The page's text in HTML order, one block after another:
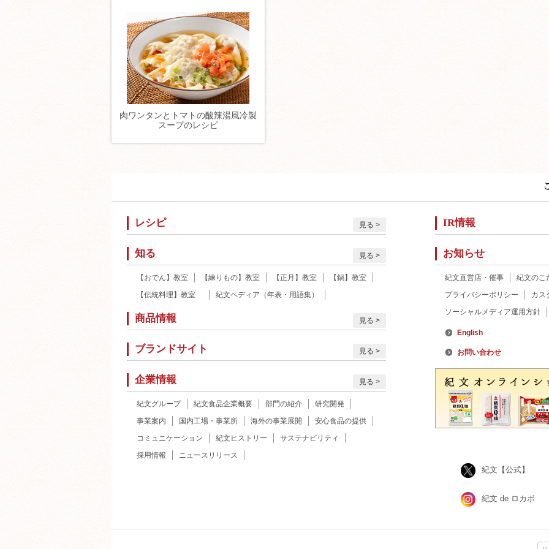
肉ワンタンとトマトの酸辣湯風冷製
スープのレシピ
レシピ 見る
知る 見る
【おでん】教室 【練りもの】教室 【正月】教室
【鍋】教室
【伝統料理】教室
紀文ペディア（年表・用語集）
商品情報 見る
ブランドサイト 見る
企業情報 見る
紀文グループ 紀文食品企業概要 部門の紹介
研究開発
事業案内
国内工場・事業所 海外の事業展開
安心食品の提供
コミュニケーション
紀文ヒストリー
サステナビリティ
採用情報
ニュースリリース
IR情報
お知らせ
紀文直営店・催事
紀文のこ
プライバシーポリシー
カス
ソーシャルメディア運用方針
English
お問い合わせ
紀文【公式】
紀文 de ロカボ